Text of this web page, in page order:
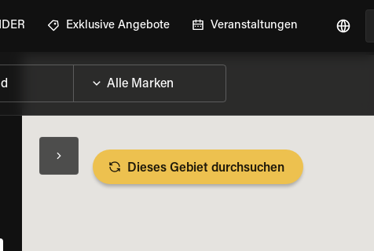
Exklusive Angebote Veranstaltungen
Dieses Gebiet durchsuchen